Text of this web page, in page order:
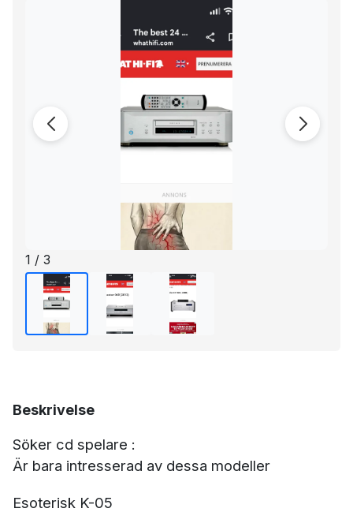
1 / 3
Beskrivelse
Söker cd spelare :
Är bara intresserad av dessa modeller
Esoterisk K-05